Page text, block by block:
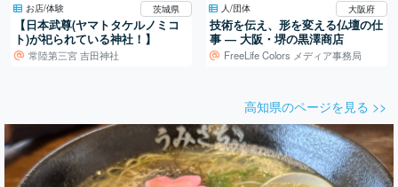
お店/体験 茨城県
【日本武尊(ヤマトタケルノミコ
ト)が祀られている神社！】
常陸第三宮 吉田神社
人/団体 大阪府
技術を伝え、形を変える仏壇の仕
事 ― 大阪・堺の黒澤商店
FreeLife Colors メディア事務局
高知県のページを見る >>